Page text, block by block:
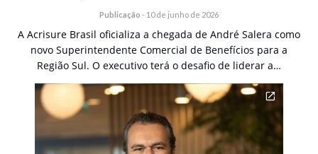
Publicação - 10 de junho de 2026
A Acrisure Brasil oficializa a chegada de André Salera como
novo Superintendente Comercial de Benefícios para a
Região Sul. O executivo terá o desafio de liderar a…